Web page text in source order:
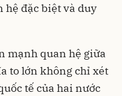
hệ đặc biệt và duy
mạnh quan hệ giữa
to lớn không chỉ xét
tế của hai nước